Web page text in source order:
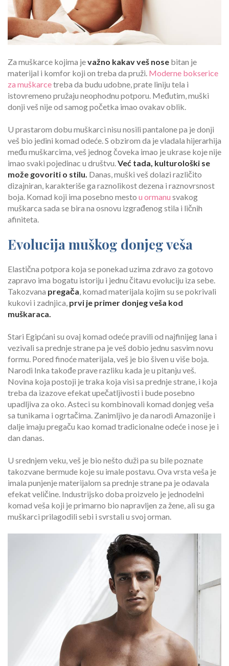
Za muškarce kojima jevažno kakav veš nose bitan je
materijal i komfor koji on treba da pruži. Moderne bokserice
za muškarcetreba da budu udobne, prate liniju tela i
istovremeno pružaju neophodnu potporu. Međutim, muški
donji veš nije od samog početka imao ovakav oblik.
U prastarom dobu muškarci nisu nosili pantalone pa je donji
veš bio jedini komad odeće. S obzirom da je vladala hijerarhija
među muškarcima, veš jednog čoveka imao je ukrase koje nije
imao svaki pojedinac u društvu.Već tada, kulturološki se
može govoriti o stilu. Danas, muški veš dolazi različito
dizajniran, karakteriše ga raznolikost dezena i raznovrsnost
boja. Komad koji ima posebno mesto u ormanu svakog
muškarca sada se bira na osnovu izgrađenog stila i ličnih
afiniteta.
Evolucija muškog donjeg veša
Elastična potpora koja se ponekad uzima zdravo za gotovo
zapravo ima bogatu istoriju i jednu čitavu evoluciju iza sebe.
Takozvana pregača, komad materijala kojim su se pokrivali
kukovi i zadnjica, prvi je primer donjeg veša kod
muškaraca.
Stari Egipćani su ovaj komad odeće pravili od najfinijeg lana i
vezivali sa prednje strane pa je veš dobio jednu sasvim novu
formu. Pored finoće materijala, veš je bio šiven u više boja.
Narodi Inka takođe prave razliku kada je u pitanju veš.
Novina koja postoji je traka koja visi sa prednje strane, i koja
treba da izazove efekat upečatljivosti i bude posebno
upadljiva za oko. Asteci su kombinovali komad donjeg veša
sa tunikama i ogrtačima. Zanimljivo je da narodi Amazonije i
dalje imaju pregaču kao komad tradicionalne odeće i nose je i
dan danas.
U srednjem veku, veš je bio nešto duži pa su bile poznate
takozvane bermude koje su imale postavu. Ova vrsta veša je
imala punjenje materijalom sa prednje strane pa je odavala
efekat veličine. Industrijsko doba proizvelo je jednodelni
komad veša koji je primarno bio napravljen za žene, ali su ga
muškarci prilagodili sebi i svrstali u svoj orman.